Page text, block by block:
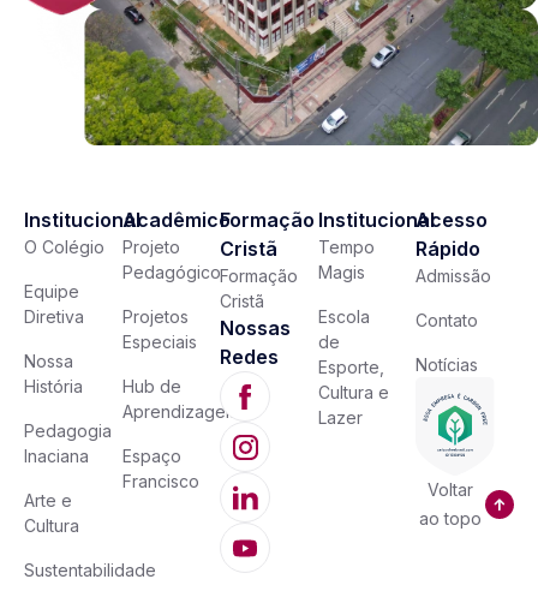
Institucional
O Colégio
Equipe
Diretiva
Nossa
História
Pedagogia
Inaciana
Arte e
Cultura
Sustentabilidade
Acadêmico
Projeto
Pedagógico
Projetos
Especiais
Hub de
Aprendizagem
Espaço
Francisco
Formação
Cristã
Formação
Cristã
Nossas
Redes
Institucional
Tempo
Magis
Escola
de
Esporte,
Cultura e
Lazer
Acesso
Rápido
Admissão
Contato
Notícias
Voltar
ao topo